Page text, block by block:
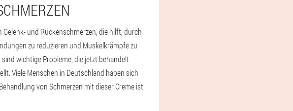
und Rückenschmerzen, die hilft, durch
zu reduzieren und Muskelkrämpfe zu
wichtige Probleme, die jetzt behandelt
Viele Menschen in Deutschland haben sich
von Schmerzen mit dieser Creme ist